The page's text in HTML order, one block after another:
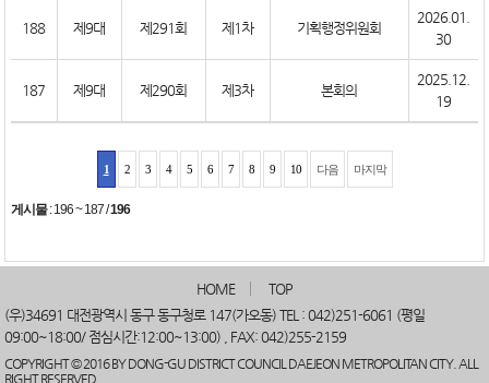
188 제9대 제291회 제1차 기획행정위원회
2026.01.
30
187 제9대 제290회 제3차 본회의
2025.12.
19
1 2 3 4 5 6 7 8 9 10 다음 마지막
게시물:196 ~ 187/196
HOME
TOP
(우)34691 대전광역시 동구 동구청로 147(가오동) TEL : 042)251-6061 (평일
09:00~18:00/ 점심시간:12:00~13:00) , FAX: 042)255-2159
COPYRIGHT © 2016 BY DONG-GU DISTRICT COUNCIL DAEJEON METROPOLITAN CITY. ALL
RIGHT RESERVED.